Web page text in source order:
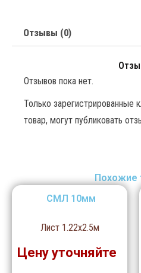
Похожие
СМЛ 10мм
Лист 1.22х2.5м
Цену уточняйте
Отзывы (0)
Отзывов пока нет.
Только зарегистрированные
товар, могут публиковать